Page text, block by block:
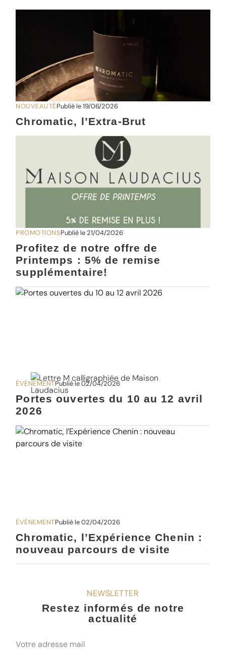
NOUVEAUTÉPublié le 19/06/2026
Chromatic, l’Extra-Brut
PROMOTIONSPublié le 21/04/2026
Profitez de notre offre de
Printemps : 5% de remise
supplémentaire!
ÉVÈNEMENTPublié le 02/04/2026
Portes ouvertes du 10 au 12 avril
2026
ÉVÈNEMENTPublié le 02/04/2026
Chromatic, l’Expérience Chenin :
nouveau parcours de visite
NEWSLETTER
Restez informés de notre
actualité
E-